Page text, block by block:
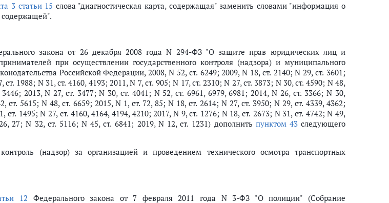
3 статьи 15 слова "диагностическая карта, содержащая" заменить словами "информация о
содержащей".
закона от 26 декабря 2008 года N 294-ФЗ "О защите прав юридических лиц и
при осуществлении государственного контроля (надзора) и муниципального
Российской Федерации, 2008, N 52, ст. 6249; 2009, N 18, ст. 2140; N 29, ст. 3601;
ст. 1988; N 31, ст. 4160, 4193; 2011, N 7, ст. 905; N 17, ст. 2310; N 27, ст. 3873; N 30, ст. 4590; N 48,
2013, N 27, ст. 3477; N 30, ст. 4041; N 52, ст. 6961, 6979, 6981; 2014, N 26, ст. 3366; N 30,
ст. 5615; N 48, ст. 6659; 2015, N 1, ст. 72, 85; N 18, ст. 2614; N 27, ст. 3950; N 29, ст. 4339, 4362;
ст. 1495; N 27, ст. 4160, 4164, 4194, 4210; 2017, N 9, ст. 1276; N 18, ст. 2673; N 31, ст. 4742; N 49,
27; N 32, ст. 5116; N 45, ст. 6841; 2019, N 12, ст. 1231) дополнить пунктом 43следующего
(надзор) за организацией и проведением технического осмотра транспортных
12 Федерального закона от 7 февраля 2011 года N 3-ФЗ "О полиции" (Собрание